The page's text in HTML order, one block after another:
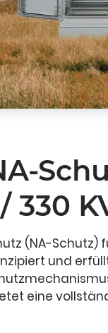
330
(NA-
und
eine